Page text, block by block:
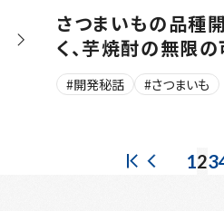
さつまいもの品種
く、芋焼酎の無限の
#開発秘話 #さつまいも
最初のページ
PREV123